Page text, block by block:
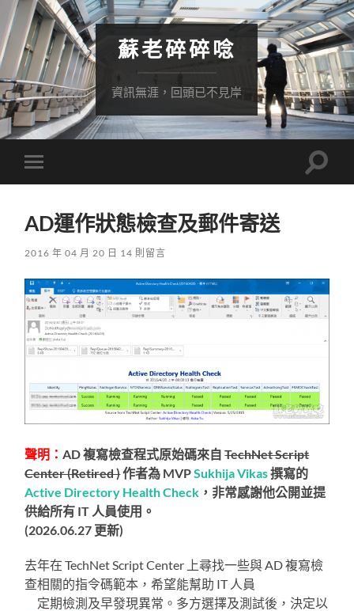
蘇老碎碎唸
資訊無涯，回頭已不見岸
Toggle
mobile
Toggle
AD運作狀態檢查及郵件寄送
2016 年 04 月 20 日 14 則留言
聲明：AD 複寫檢查程式原始碼來自TechNet Script
Center (Retired )作者為 MVPSukhija Vikas撰寫的
Active Directory Health Check ，非常感謝他公開並提
供給所有 IT 人員使用。
(2026.06.27 更新)
去年在 TechNet Script Center 上尋找一些與 AD 複寫檢
查相關的指令碼範本，希望能幫助 IT 人員
定期檢測及早發現異常。多方選擇及測試後，決定以